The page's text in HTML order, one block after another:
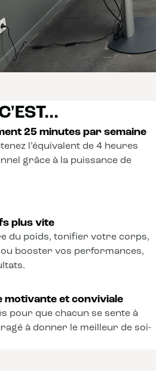
25 minutes par semaine
l’équivalent de 4 heures
grâce à la puissance de
plus vite
du poids, tonifier votre corps,
booster vos performances,
motivante et conviviale
pour que chacun se sente à
à donner le meilleur de soi-